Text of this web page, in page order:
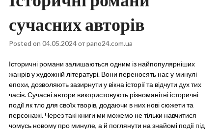
сучасних авторів
Posted on 04.05.2024отpano24.com.ua
Історичні романи залишаються одним із найпопулярніших
жанрів у художній літературі. Вони переносять нас у минулі
епохи, дозволяють зазирнути у вікна історії та відчути дух тих
часів. Сучасні автори використовують різноманітні історичні
події як тло для своїх творів, додаючи в них нові сюжети та
персонажі. Через такі книги ми можемо не тільки навчитися
чомусь новому про минуле, а й поглянути на знайомі події під